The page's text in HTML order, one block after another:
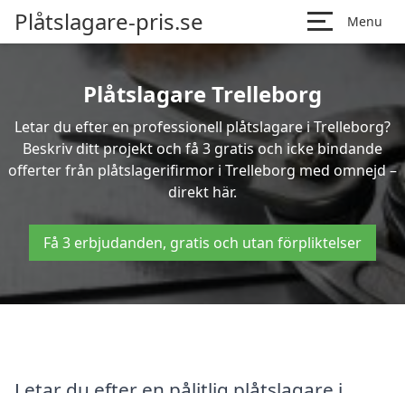
Plåtslagare-pris.se Menu
Plåtslagare Trelleborg
Letar du efter en professionell plåtslagare i Trelleborg?
Beskriv ditt projekt och få 3 gratis och icke bindande
offerter från plåtslagerifirmor i Trelleborg med omnejd –
direkt här.
Få 3 erbjudanden, gratis och utan förpliktelser